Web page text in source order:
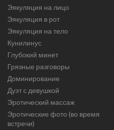
Эякуляция на лицо
Эякуляция в рот
Эякуляция на тело
Кунилинус
Глубокий минет
Грязные разговоры
Доминирование
Дуэт с девушкой
Эротический массаж
Эротические фото (во время
встречи)